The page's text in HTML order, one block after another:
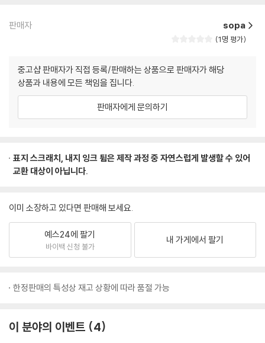
판매자 sopa
1명 평가
중고샵 판매자가 직접 등록/판매하는 상품으로 판매자가 해당
상품과 내용에 모든 책임을 집니다.
판매자에게 문의하기
표지 스크래치, 내지 잉크 튐은 제작 과정 중 자연스럽게 발생할 수 있어
교환 대상이 아닙니다.
이미 소장하고 있다면 판매해 보세요.
예스24에 팔기
바이백 신청 불가
내 가게에서 팔기
한정판매의 특성상 재고 상황에 따라 품절 가능
이 분야의 이벤트 4